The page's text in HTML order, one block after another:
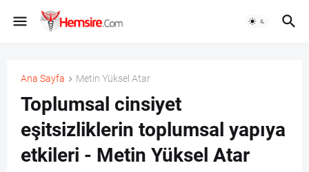
Ana Sayfa Metin Yüksel Atar
Toplumsal cinsiyet
eşitsizliklerin toplumsal yapıya
etkileri - Metin Yüksel Atar